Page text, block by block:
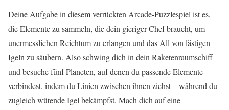
Deine Aufgabe in diesem verrückten Arcade-Puzzlespiel ist es,
die Elemente zu sammeln, die dein gieriger Chef braucht, um
unermesslichen Reichtum zu erlangen und das All von lästigen
Igeln zu säubern. Also schwing dich in dein Raketenraumschiff
und besuche fünf Planeten, auf denen du passende Elemente
verbindest, indem du Linien zwischen ihnen ziehst – während du
zugleich wütende Igel bekämpfst. Mach dich auf eine